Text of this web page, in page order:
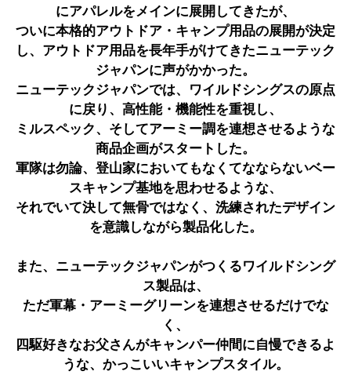
にアパレルをメインに展開してきたが、
ついに本格的アウトドア・キャンプ用品の展開が決定
し、アウトドア用品を長年手がけてきたニューテック
ジャパンに声がかかった。
ニューテックジャパンでは、ワイルドシングスの原点
に戻り、高性能・機能性を重視し、
ミルスペック、そしてアーミー調を連想させるような
商品企画がスタートした。
軍隊は勿論、登山家においてもなくてなならないベー
スキャンプ基地を思わせるような、
それでいて決して無骨ではなく、洗練されたデザイン
を意識しながら製品化した。
また、ニューテックジャパンがつくるワイルドシング
ス製品は、
ただ軍幕・アーミーグリーンを連想させるだけでな
く、
四駆好きなお父さんがキャンパー仲間に自慢できるよ
うな、かっこいいキャンプスタイル。